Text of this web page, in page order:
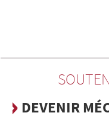
DEVENIR